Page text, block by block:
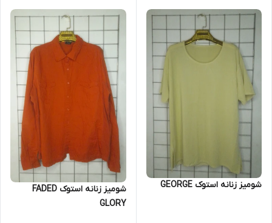
شومیز زنانه استوک GEORGE
شومیز زنانه استوک FADED
GLORY